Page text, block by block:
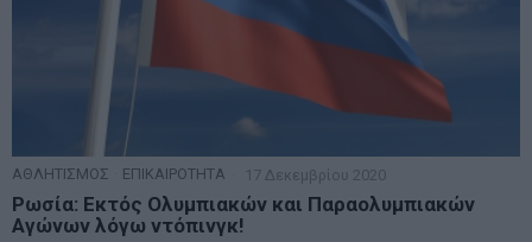
ΑΘΛΗΤΙΣΜΟΣ ΕΠΙΚΑΙΡΟΤΗΤΑ 17 Δεκεμβρίου 2020
Ρωσία: Εκτός Ολυμπιακών και Παραολυμπιακών
Αγώνων λόγω ντόπινγκ!